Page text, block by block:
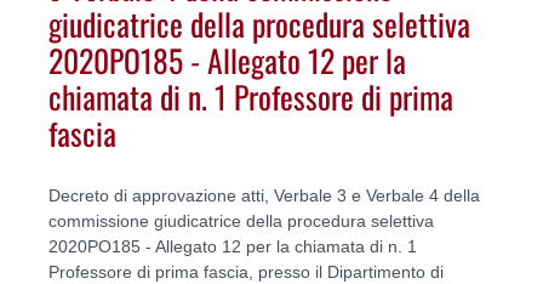
giudicatrice della procedura selettiva
2020PO185 - Allegato 12 per la
chiamata di n. 1 Professore di prima
fascia
Decreto di approvazione atti, Verbale 3 e Verbale 4 della
commissione giudicatrice della procedura selettiva
2020PO185 - Allegato 12 per la chiamata di n. 1
Professore di prima fascia, presso il Dipartimento di